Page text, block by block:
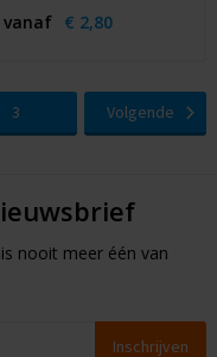
vanaf € 2,80
3 Volgende
nooit meer één van